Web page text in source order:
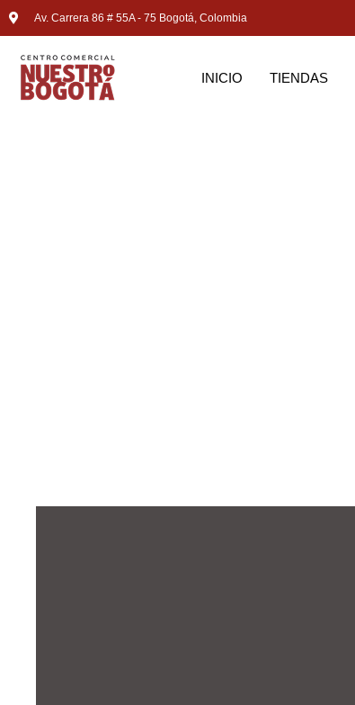
Av. Carrera 86 # 55A - 75 Bogotá, Colombia
INICIO TIENDAS